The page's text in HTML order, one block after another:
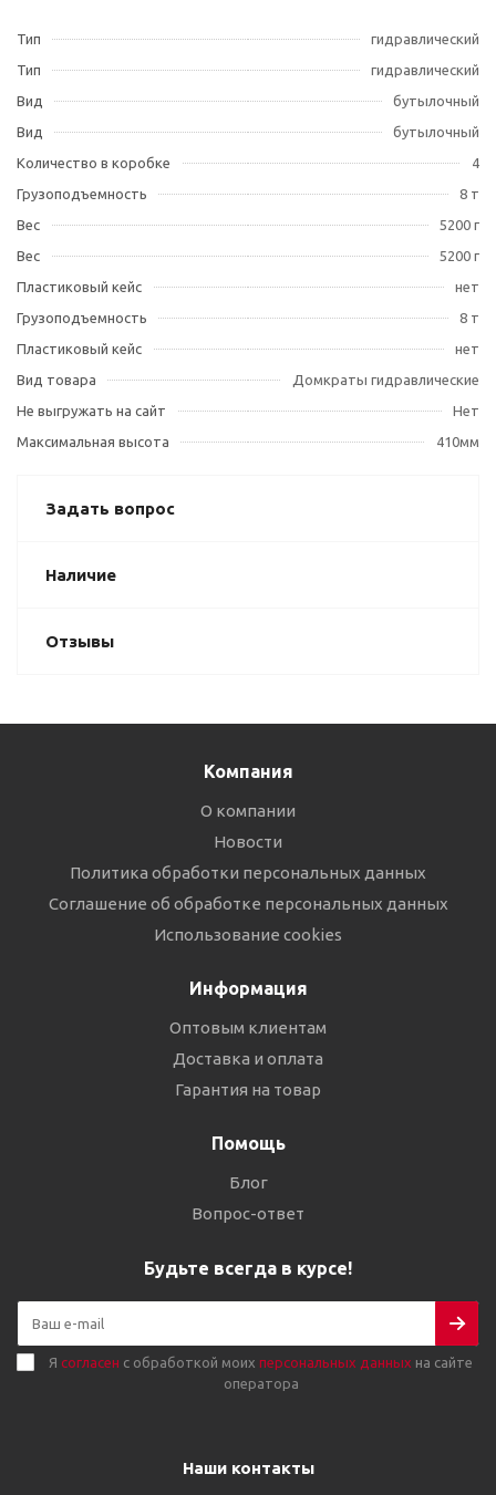
Тип
гидравлический
Тип
гидравлический
Вид
бутылочный
Вид
бутылочный
Количество в коробке
4
Грузоподъемность
8 т
Вес
5200 г
Вес
5200 г
Пластиковый кейс
нет
Грузоподъемность
8 т
Пластиковый кейс
нет
Вид товара
Домкраты гидравлические
Не выгружать на сайт
Нет
Максимальная высота
410мм
Задать вопрос
Наличие
Отзывы
Компания
О компании
Новости
Политика обработки персональных данных
Соглашение об обработке персональных данных
Использование cookies
Информация
Оптовым клиентам
Доставка и оплата
Гарантия на товар
Помощь
Блог
Вопрос-ответ
Будьте всегда в курсе!
Я согласен с обработкой моих персональных данных на сайте
оператора
Наши контакты